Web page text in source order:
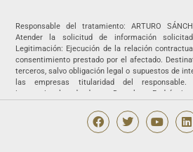
Responsable del tratamiento: ARTURO
Atender la solicitud de información
Legitimación: Ejecución de la relación
consentimiento prestado por el afectado.
terceros, salvo obligación legal o supuestos de
las empresas titularidad del responsable.
internacionales de datos. Derechos: Podrá
no ser objeto de una decisión basada
automatizado, incluida la elaboración de